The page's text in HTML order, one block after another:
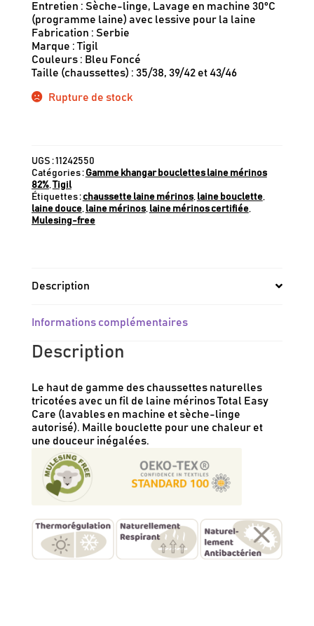
Entretien : Sèche-linge, Lavage en machine 30°C
(programme laine) avec lessive pour la laine
Fabrication : Serbie
Marque : Tigil
Couleurs : Bleu Foncé
Taille (chaussettes) : 35/38, 39/42 et 43/46
Rupture de stock
UGS :11242550
Catégories : Gamme khangar bouclettes laine mérinos
82%,Tigil
Étiquettes :chaussette laine mérinos, laine bouclette,
laine douce, laine mérinos, laine mérinos certifiée,
Mulesing-free
Description
Informations complémentaires
Description
Le haut de gamme des chaussettes naturelles
tricotées avec un fil de laine mérinos Total Easy
Care (lavables en machine et sèche-linge
autorisé). Maille bouclette pour une chaleur et
une douceur inégalées.